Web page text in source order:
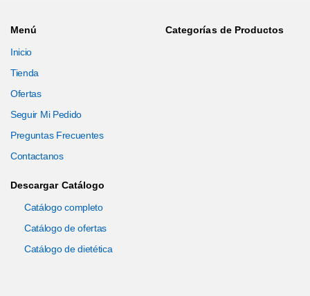
Menú
Inicio
Tienda
Ofertas
Seguir Mi Pedido
Preguntas Frecuentes
Contactanos
Categorías de Productos
Descargar Catálogo
Catálogo completo
Catálogo de ofertas
Catálogo de dietética